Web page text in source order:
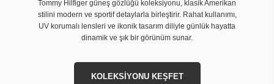
Tommy Hilfiger güneş gözlüğü koleksiyonu, klasik Amerikan
stilini modern ve sportif detaylarla birleştirir. Rahat kullanımı,
UV korumalı lensleri ve ikonik tasarım diliyle günlük hayatta
dinamik ve şık bir görünüm sunar.
KOLEKSİYONU KEŞFET